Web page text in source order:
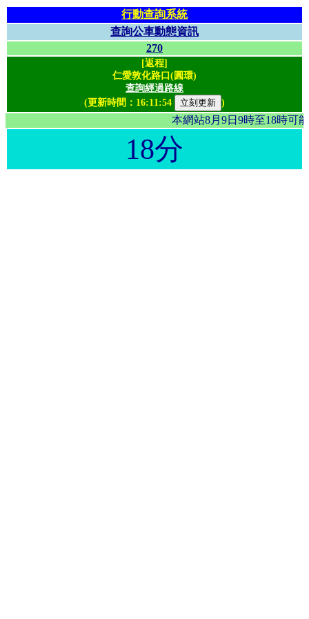
行動查詢系統
查詢公車動態資訊
270
[返程]
仁愛敦化路口(圓環)
查詢經過路線
(更新時間： 16:11:54 )
本網站8月9日9時至18
18分